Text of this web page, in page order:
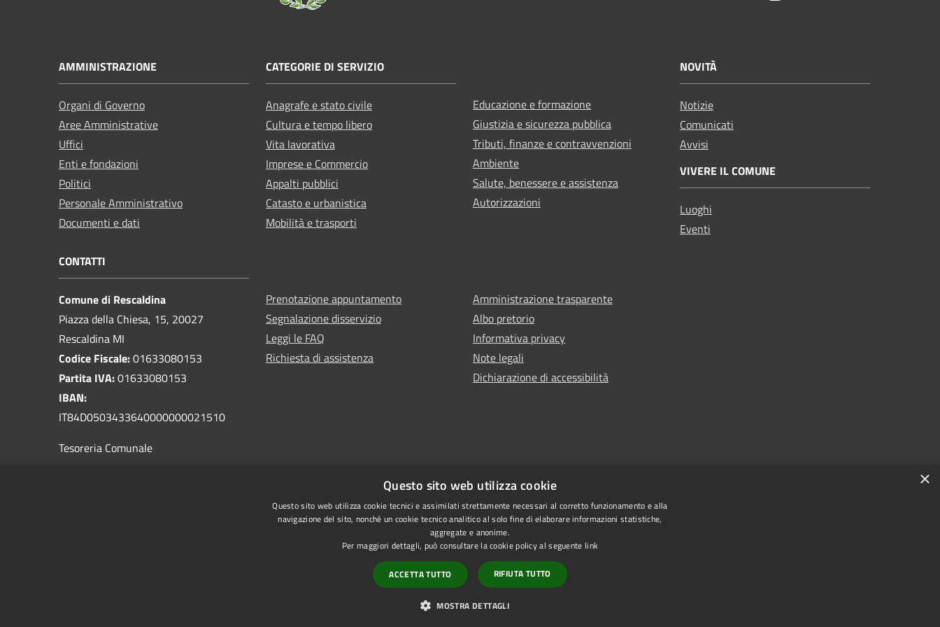
AMMINISTRAZIONE
Organi di Governo
Aree Amministrative
Uffici
Enti e fondazioni
Politici
Personale Amministrativo
Documenti e dati
CATEGORIE DI SERVIZIO
Anagrafe e stato civile
Cultura e tempo libero
Vita lavorativa
Imprese e Commercio
Appalti pubblici
Catasto e urbanistica
Mobilità e trasporti
Educazione e formazione
Giustizia e sicurezza pubblica
Tributi, finanze e contravvenzioni
Ambiente
Salute, benessere e assistenza
Autorizzazioni
NOVITÀ
Notizie
Comunicati
Avvisi
VIVERE IL COMUNE
Luoghi
Eventi
CONTATTI
Comune di Rescaldina
Piazza della Chiesa, 15, 20027
Rescaldina MI
Codice Fiscale:01633080153
Partita IVA:01633080153
IBAN:
IT84D0503433640000000021510
Tesoreria Comunale
Prenotazione appuntamento
Segnalazione disservizio
Leggi le FAQ
Richiesta di assistenza
Amministrazione trasparente
Albo pretorio
Informativa privacy
Note legali
Dichiarazione di accessibilità
Copyright © 2026 • Comune di Rescaldina • Powered by
×
Questo sito web utilizza cookie
Questo sito web utilizza cookie tecnici e assimilati strettamente necessari al corretto funzionamento e alla
navigazione del sito, nonché un cookie tecnico analitico al solo fine di elaborare informazioni statistiche,
aggregate e anonime.
Per maggiori dettagli, può consultare la cookie policy al seguente link
ACCETTA TUTTO RIFIUTA TUTTO
MOSTRA DETTAGLI